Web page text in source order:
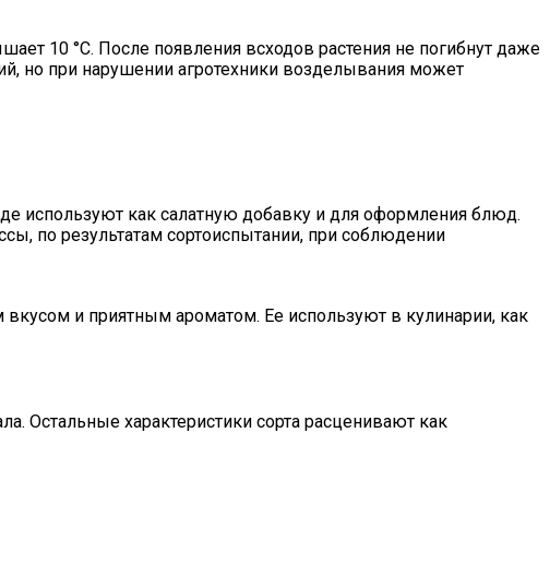
10 °C. После появления всходов растения не погибнут даже
но при нарушении агротехники возделывания может
используют как салатную добавку и для оформления блюд.
по результатам сортоиспытании, при соблюдении
и приятным ароматом. Ее используют в кулинарии, как
Остальные характеристики сорта расценивают как